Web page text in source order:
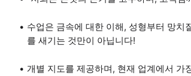
수업은 금속에 대한 이해, 성형부터 망치
를 새기는 것만이 아닙니다!
개별 지도를 제공하며, 현재 업계에서 가